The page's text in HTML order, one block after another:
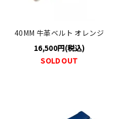
40MM 牛革ベルト オレンジ
16,500円(税込)
SOLD OUT